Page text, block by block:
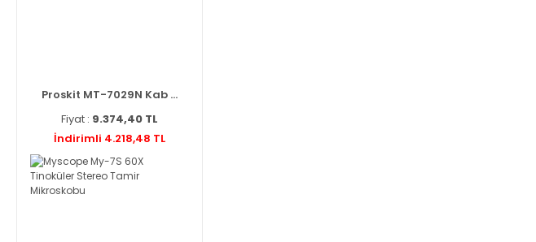
Proskit MT-7029N Kab ...
Fiyat : 9.374,40 TL
İndirimli 4.218,48 TL